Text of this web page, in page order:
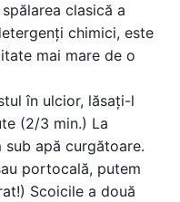
clasică a
chimici, este
mai mare de o
în ulcior, lăsați-l
(2/3 min.) La
apă curgătoare.
portocală, putem
Scoicile a două